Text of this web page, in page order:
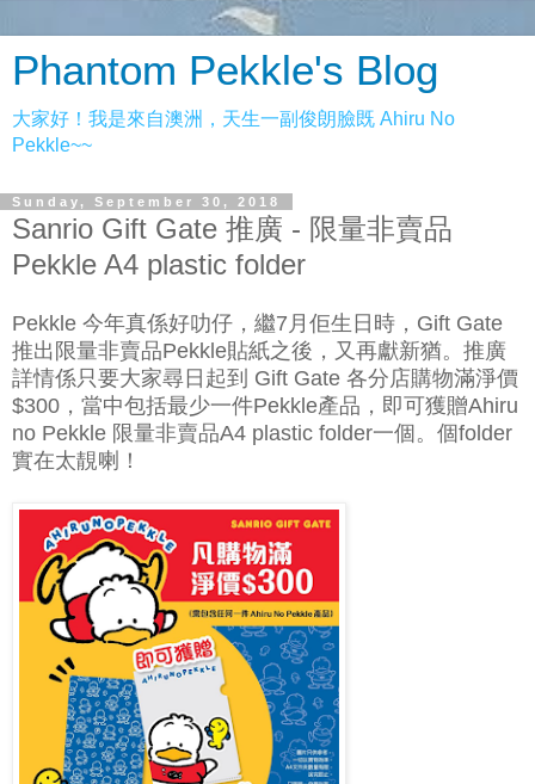
Phantom Pekkle's Blog
大家好！我是來自澳洲，天生一副俊朗臉既 Ahiru No
Pekkle~~
Sunday, September 30, 2018
Sanrio Gift Gate 推廣 - 限量非賣品
Pekkle A4 plastic folder
Pekkle 今年真係好叻仔，繼7月佢生日時，Gift Gate
推出限量非賣品Pekkle貼紙之後，又再獻新猶。推廣
詳情係 只要大家尋日起到 Gift Gate 各分店購物滿淨價
$300，當中包括最少一件Pekkle產品，即可獲贈Ahiru
no Pekkle 限量非賣品A4 plastic folder一個。個folder
實在太靚喇！